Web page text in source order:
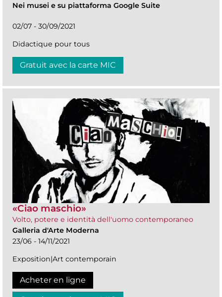
Nei musei e su piattaforma Google Suite
02/07 - 30/09/2021
Didactique pour tous
Gratuit avec la carte MIC
«Ciao maschio»
Volto, potere e identità dell'uomo contemporaneo
Galleria d'Arte Moderna
23/06 - 14/11/2021
Exposition|Art contemporain
Acheter en ligne